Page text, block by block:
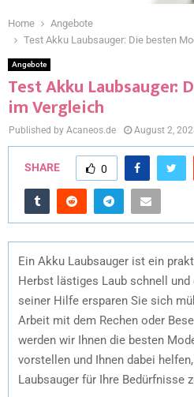
Home
Angebote
Test Akku Laubsauger: Die besten
Angebote
Test Akku Laubsauger:
im Vergleich
Published by Acaneos.de August 2,
SHARE 0
Ein Akku Laubsauger ist ein
Herbst lästiges Laub schnell
seiner Hilfe ersparen Sie sich
Arbeit mit dem Rechen oder
werden wir Ihnen die besten
vorstellen und Ihnen dabei
Laubsauger für Ihre Bedürfnisse